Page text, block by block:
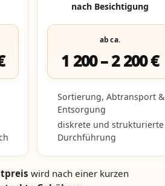
nach Besichtigung
ab ca.
1 200 – 2 200 €
Sortierung, Abtransport &
Entsorgung
diskrete und strukturierte
Durchführung
wird nach einer kurzen